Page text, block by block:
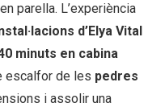
parella. L’experiència
d’Elya Vital
minuts en cabina
escalfor de les pedres
i assolir una